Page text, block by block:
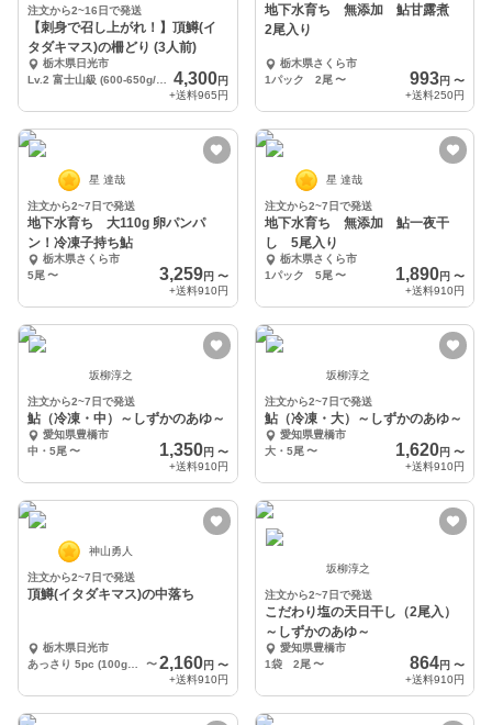
注文から2~16日で発送
【刺身で召し上がれ！】頂鱒(イ
タダキマス)の柵どり (3人前)
栃木県日光市
4,300円
+送料965円
地下水育ち 無添加 鮎甘露煮
2尾入り
栃木県さくら市
1パック 2尾 〜 993円 〜
+送料250円
星 達哉
注文から2~7日で発送
地下水育ち 大110g 卵パンパ
ン！冷凍子持ち鮎
栃木県さくら市
5尾〜 3,259円 〜
+送料910円
星 達哉
注文から2~7日で発送
地下水育ち 無添加 鮎一夜干
し 5尾入り
栃木県さくら市
1パック 5尾 〜 1,890円 〜
+送料910円
坂柳淳之
注文から2~7日で発送
鮎（冷凍・中）～しずかのあゆ～
愛知県豊橋市
中・5尾〜 1,350円 〜
+送料910円
坂柳淳之
注文から2~7日で発送
鮎（冷凍・大）～しずかのあゆ～
愛知県豊橋市
大・5尾 〜 1,620円 〜
+送料910円
神山勇人
注文から2~7日で発送
頂鱒(イタダキマス)の中落ち
栃木県日光市
〜 2,160円 〜
+送料910円
坂柳淳之
注文から2~7日で発送
こだわり塩の天日干し（2尾入）
～しずかのあゆ～
愛知県豊橋市
1袋 2尾 〜 864円 〜
+送料910円